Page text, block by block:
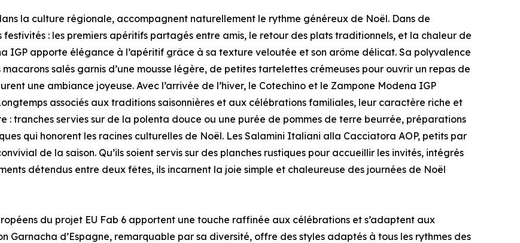
la culture régionale, accompagnent naturellement le rythme généreux de Noël. Dans de
: les premiers apéritifs partagés entre amis, le retour des plats traditionnels, et la chaleur de
IGP apporte élégance à l’apéritif grâce à sa texture veloutée et son arôme délicat. Sa polyvalence
salés garnis d’une mousse légère, de petites tartelettes crémeuses pour ouvrir un repas de
une ambiance joyeuse. Avec l’arrivée de l’hiver, le Cotechino et le Zampone Modena IGP
associés aux traditions saisonnières et aux célébrations familiales, leur caractère riche et
: tranches servies sur de la polenta douce ou une purée de pommes de terre beurrée, préparations
qui honorent les racines culturelles de Noël. Les Salamini Italiani alla Cacciatora AOP, petits par
de la saison. Qu’ils soient servis sur des planches rustiques pour accueillir les invités, intégrés
détendus entre deux fêtes, ils incarnent la joie simple et chaleureuse des journées de Noël
du projet EU Fab 6 apportent une touche raffinée aux célébrations et s’adaptent aux
Garnacha d’Espagne, remarquable par sa diversité, offre des styles adaptés à tous les rythmes des